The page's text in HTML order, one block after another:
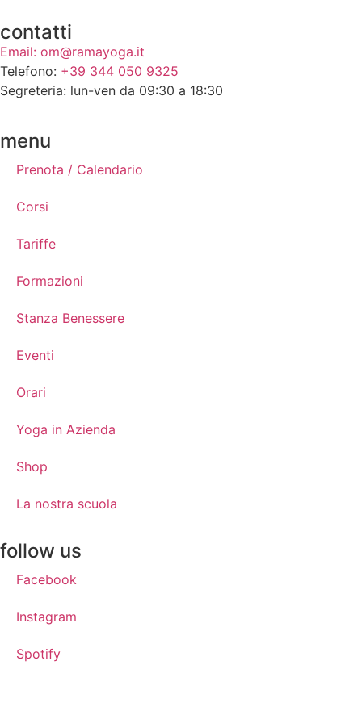
contatti
Email: om@ramayoga.it
Telefono: +39 344 050 9325
Segreteria: lun-ven da 09:30 a 18:30
menu
Prenota / Calendario
Corsi
Tariffe
Formazioni
Stanza Benessere
Eventi
Orari
Yoga in Azienda
Shop
La nostra scuola
follow us
Facebook
Instagram
Spotify